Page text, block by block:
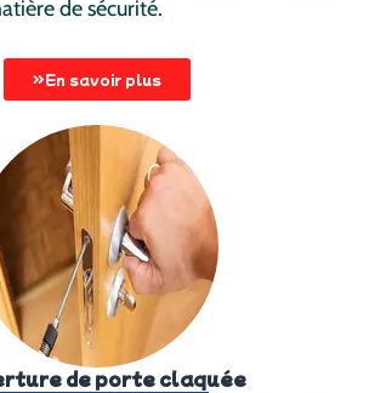
de sécurité.
En savoir plus
de porte claquée